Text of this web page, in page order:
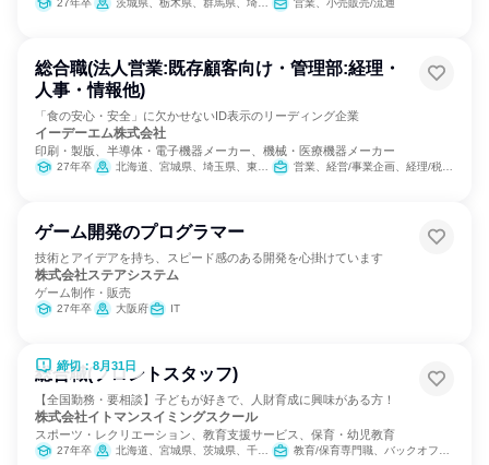
27年卒 茨城県、栃木県、群馬県、埼玉県、千葉県、東京都 営業、小売販売/流通
総合職(法人営業:既存顧客向け・管理部:経理・
人事・情報他)
「食の安心・安全」に欠かせないID表示のリーディング企業
イーデーエム株式会社
印刷・製版、半導体・電子機器メーカー、機械・医療機器メーカー
27年卒 北海道、宮城県、埼玉県、東京都、新潟県、愛知県、大阪府、広島県、福岡県 営業、経営/事業企画、経理/税務/財務、人事、総務、IT、広報/IR
ゲーム開発のプログラマー
技術とアイデアを持ち、スピード感のある開発を心掛けています
株式会社ステアシステム
ゲーム制作・販売
27年卒 大阪府 IT
締切：8月31日
総合職(フロントスタッフ)
【全国勤務・要相談】子どもが好きで、人財育成に興味がある方！
株式会社イトマンスイミングスクール
スポーツ・レクリエーション、教育支援サービス、保育・幼児教育
27年卒 北海道、宮城県、茨城県、千葉県、東京都、神奈川県、静岡県、愛知県、三重県、京都府、大阪府、兵庫県、奈良県、福岡県 教育/保育専門職、バックオフィス・事務・受付